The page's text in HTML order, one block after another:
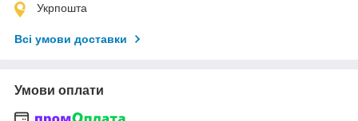
Укрпошта
Всі умови доставки
Умови оплати